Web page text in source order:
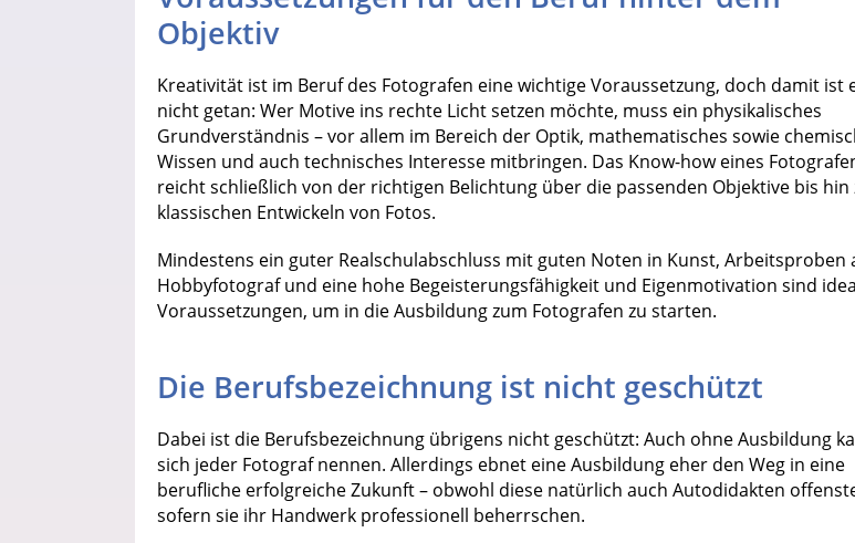
Objektiv
Kreativität ist im Beruf des Fotografen eine wichtige Voraussetzung, doch damit ist
nicht getan: Wer Motive ins rechte Licht setzen möchte, muss ein physikalisches
Grundverständnis – vor allem im Bereich der Optik, mathematisches sowie
Wissen und auch technisches Interesse mitbringen. Das Know-how eines
reicht schließlich von der richtigen Belichtung über die passenden Objektive bis hin
klassischen Entwickeln von Fotos.
Mindestens ein guter Realschulabschluss mit guten Noten in Kunst, Arbeitsproben
Hobbyfotograf und eine hohe Begeisterungsfähigkeit und Eigenmotivation sind
Voraussetzungen, um in die Ausbildung zum Fotografen zu starten.
Die Berufsbezeichnung ist nicht geschützt
Dabei ist die Berufsbezeichnung übrigens nicht geschützt: Auch ohne Ausbildung
sich jeder Fotograf nennen. Allerdings ebnet eine Ausbildung eher den Weg in eine
berufliche erfolgreiche Zukunft – obwohl diese natürlich auch Autodidakten
sofern sie ihr Handwerk professionell beherrschen.
I❶I Schnell Geld verdienen: